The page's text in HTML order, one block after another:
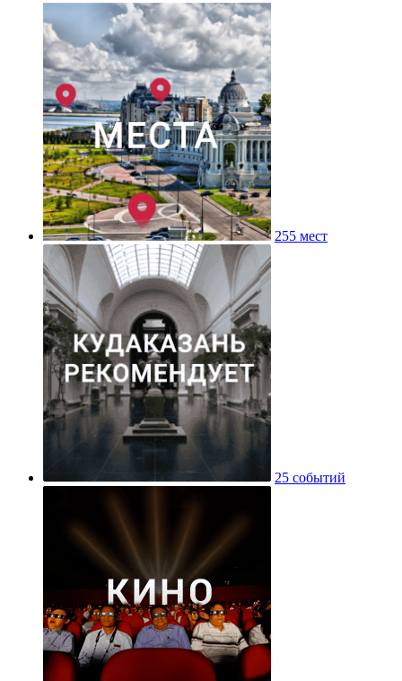
255 мест
25 событий